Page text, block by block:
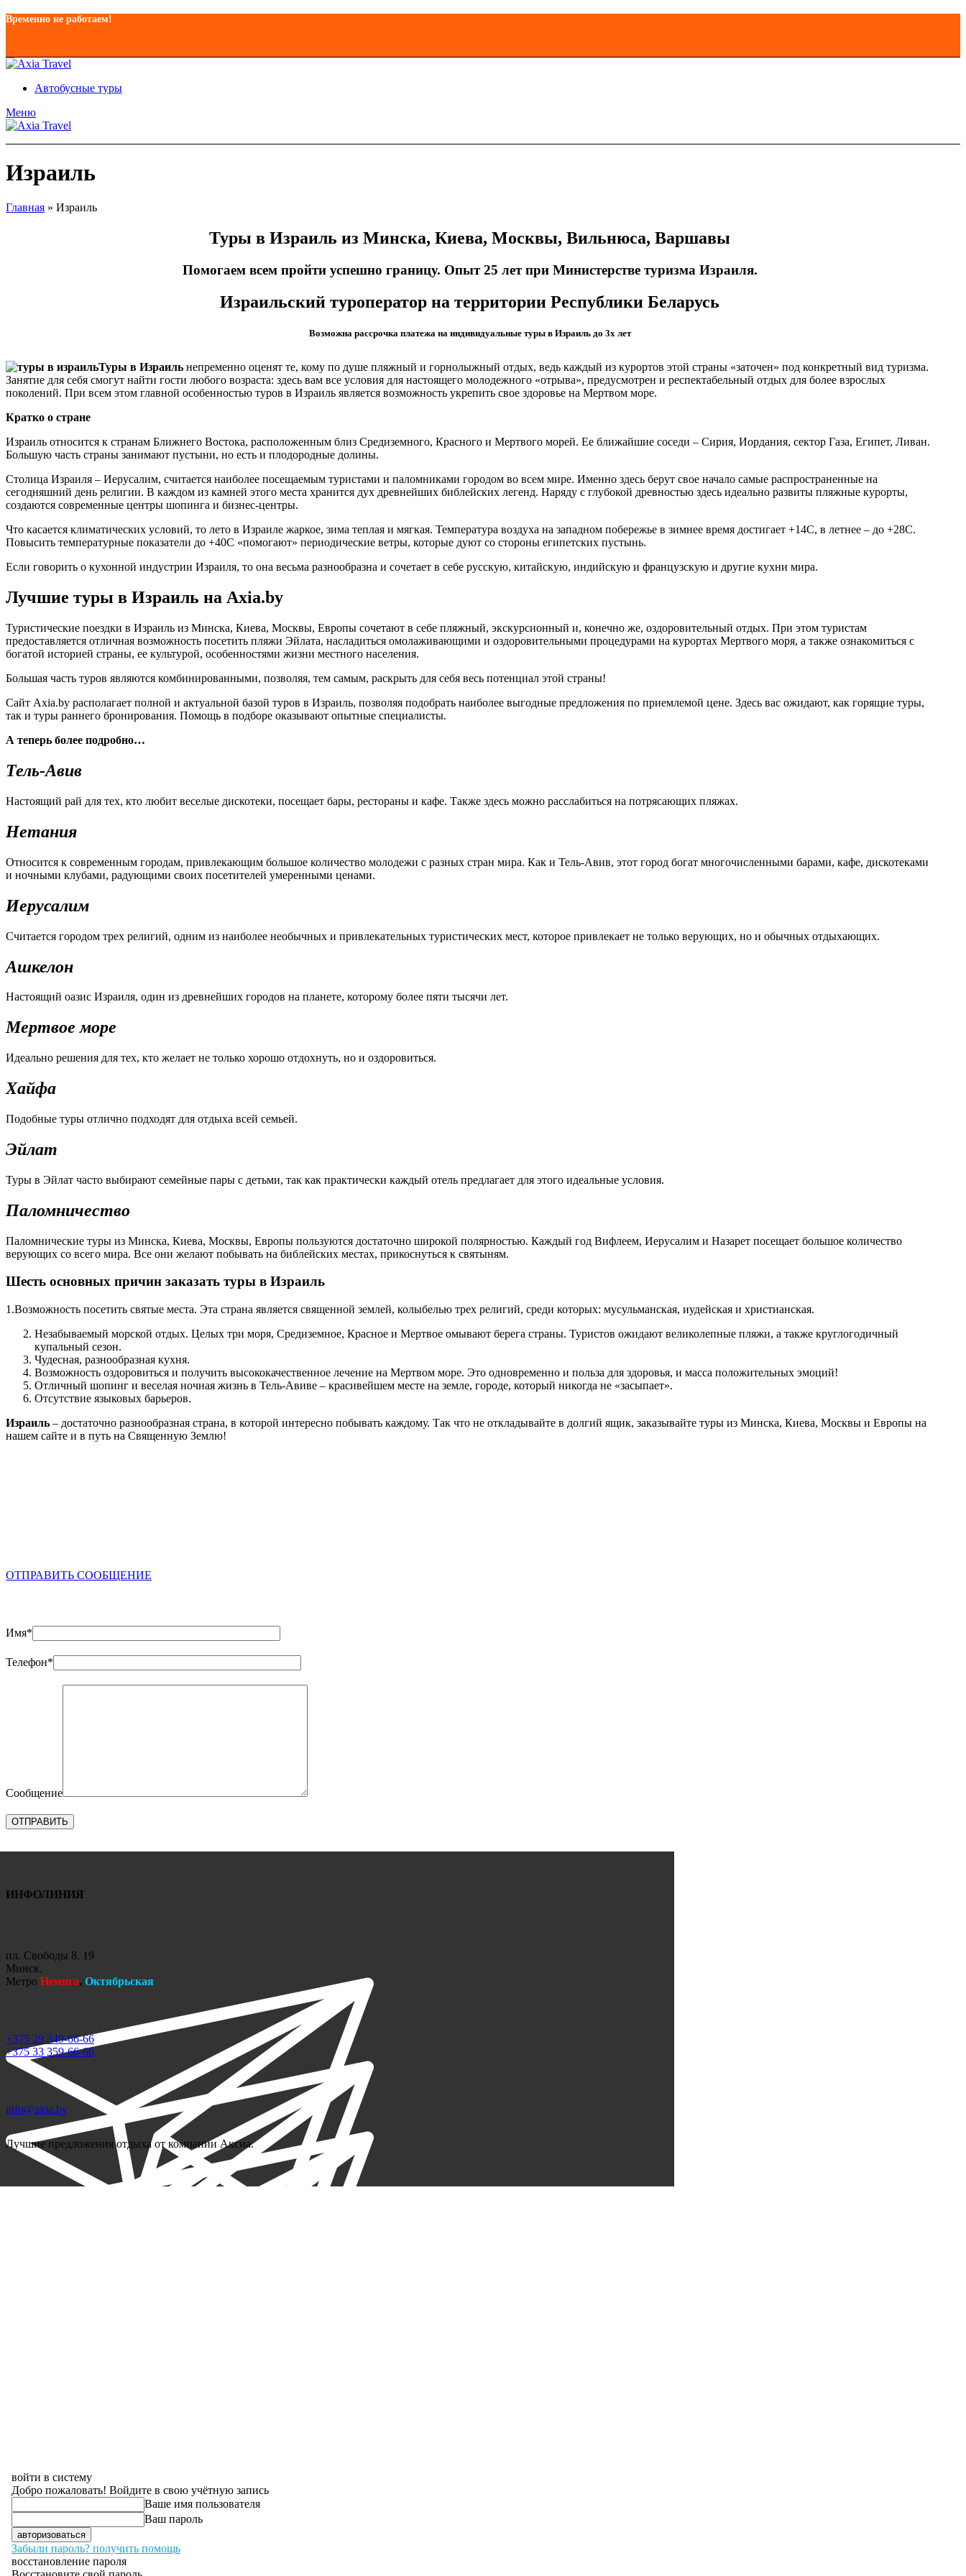
Временно не работаем!
Автобусные туры
Меню
Израиль
Главная » Израиль
Туры в Израиль из Минска, Киева, Москвы, Вильнюса, Варшавы
Помогаем всем пройти успешно границу. Опыт 25 лет при Министерстве туризма Израиля.
Израильский туроператор на территории Республики Беларусь
Возможна рассрочка платежа на индивидуальные туры в Израиль до 3х лет
Туры в Израиль непременно оценят те, кому по душе пляжный и горнолыжный отдых, ведь каждый из курортов этой страны «заточен» под конкретный вид туризма.
Занятие для себя смогут найти гости любого возраста: здесь вам все условия для настоящего молодежного «отрыва», предусмотрен и респектабельный отдых для более взрослых
поколений. При всем этом главной особенностью туров в Израиль является возможность укрепить свое здоровье на Мертвом море.
Кратко о стране
Израиль относится к странам Ближнего Востока, расположенным близ Средиземного, Красного и Мертвого морей. Ее ближайшие соседи – Сирия, Иордания, сектор Газа, Египет, Ливан.
Большую часть страны занимают пустыни, но есть и плодородные долины.
Столица Израиля – Иерусалим, считается наиболее посещаемым туристами и паломниками городом во всем мире. Именно здесь берут свое начало самые распространенные на
сегодняшний день религии. В каждом из камней этого места хранится дух древнейших библейских легенд. Наряду с глубокой древностью здесь идеально развиты пляжные курорты,
создаются современные центры шопинга и бизнес-центры.
Что касается климатических условий, то лето в Израиле жаркое, зима теплая и мягкая. Температура воздуха на западном побережье в зимнее время достигает +14С, в летнее – до +28С.
Повысить температурные показатели до +40С «помогают» периодические ветры, которые дуют со стороны египетских пустынь.
Если говорить о кухонной индустрии Израиля, то она весьма разнообразна и сочетает в себе русскую, китайскую, индийскую и французскую и другие кухни мира.
Лучшие туры в Израиль на Аxia.by
Туристические поездки в Израиль из Минска, Киева, Москвы, Европы сочетают в себе пляжный, экскурсионный и, конечно же, оздоровительный отдых. При этом туристам
предоставляется отличная возможность посетить пляжи Эйлата, насладиться омолаживающими и оздоровительными процедурами на курортах Мертвого моря, а также ознакомиться с
богатой историей страны, ее культурой, особенностями жизни местного населения.
Большая часть туров являются комбинированными, позволяя, тем самым, раскрыть для себя весь потенциал этой страны!
Сайт Аxia.by располагает полной и актуальной базой туров в Израиль, позволяя подобрать наиболее выгодные предложения по приемлемой цене. Здесь вас ожидают, как горящие туры,
так и туры раннего бронирования. Помощь в подборе оказывают опытные специалисты.
А теперь более подробно…
Тель-Авив
Настоящий рай для тех, кто любит веселые дискотеки, посещает бары, рестораны и кафе. Также здесь можно расслабиться на потрясающих пляжах.
Нетания
Относится к современным городам, привлекающим большое количество молодежи с разных стран мира. Как и Тель-Авив, этот город богат многочисленными барами, кафе, дискотеками
и ночными клубами, радующими своих посетителей умеренными ценами.
Иерусалим
Считается городом трех религий, одним из наиболее необычных и привлекательных туристических мест, которое привлекает не только верующих, но и обычных отдыхающих.
Ашкелон
Настоящий оазис Израиля, один из древнейших городов на планете, которому более пяти тысячи лет.
Мертвое море
Идеально решения для тех, кто желает не только хорошо отдохнуть, но и оздоровиться.
Хайфа
Подобные туры отлично подходят для отдыха всей семьей.
Эйлат
Туры в Эйлат часто выбирают семейные пары с детьми, так как практически каждый отель предлагает для этого идеальные условия.
Паломничество
Паломнические туры из Минска, Киева, Москвы, Европы пользуются достаточно широкой полярностью. Каждый год Вифлеем, Иерусалим и Назарет посещает большое количество
верующих со всего мира. Все они желают побывать на библейских местах, прикоснуться к святыням.
Шесть основных причин заказать туры в Израиль
1.Возможность посетить святые места. Эта страна является священной землей, колыбелью трех религий, среди которых: мусульманская, иудейская и христианская.
Незабываемый морской отдых. Целых три моря, Средиземное, Красное и Мертвое омывают берега страны. Туристов ожидают великолепные пляжи, а также круглогодичный
купальный сезон.
Чудесная, разнообразная кухня.
Возможность оздоровиться и получить высококачественное лечение на Мертвом море. Это одновременно и польза для здоровья, и масса положительных эмоций!
Отличный шопинг и веселая ночная жизнь в Тель-Авиве – красивейшем месте на земле, городе, который никогда не «засыпает».
Отсутствие языковых барьеров.
Израиль – достаточно разнообразная страна, в которой интересно побывать каждому. Так что не откладывайте в долгий ящик, заказывайте туры из Минска, Киева, Москвы и Европы на
нашем сайте и в путь на Священную Землю!
ОТПРАВИТЬ СООБЩЕНИЕ
Имя*
Телефон*
Сообщение
ИНФОЛИНИЯ
пл. Свободы 8, 19
Минск.
Метро Немига, Октябрьская
+375 29 349-66-66
+375 33 359-66-66
info@axia.by
Лучшие предложения отдыха от компании Аксиа.